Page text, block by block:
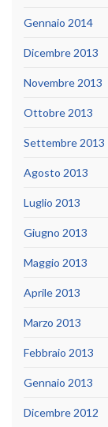
Gennaio 2014
Dicembre 2013
Novembre 2013
Ottobre 2013
Settembre 2013
Agosto 2013
Luglio 2013
Giugno 2013
Maggio 2013
Aprile 2013
Marzo 2013
Febbraio 2013
Gennaio 2013
Dicembre 2012